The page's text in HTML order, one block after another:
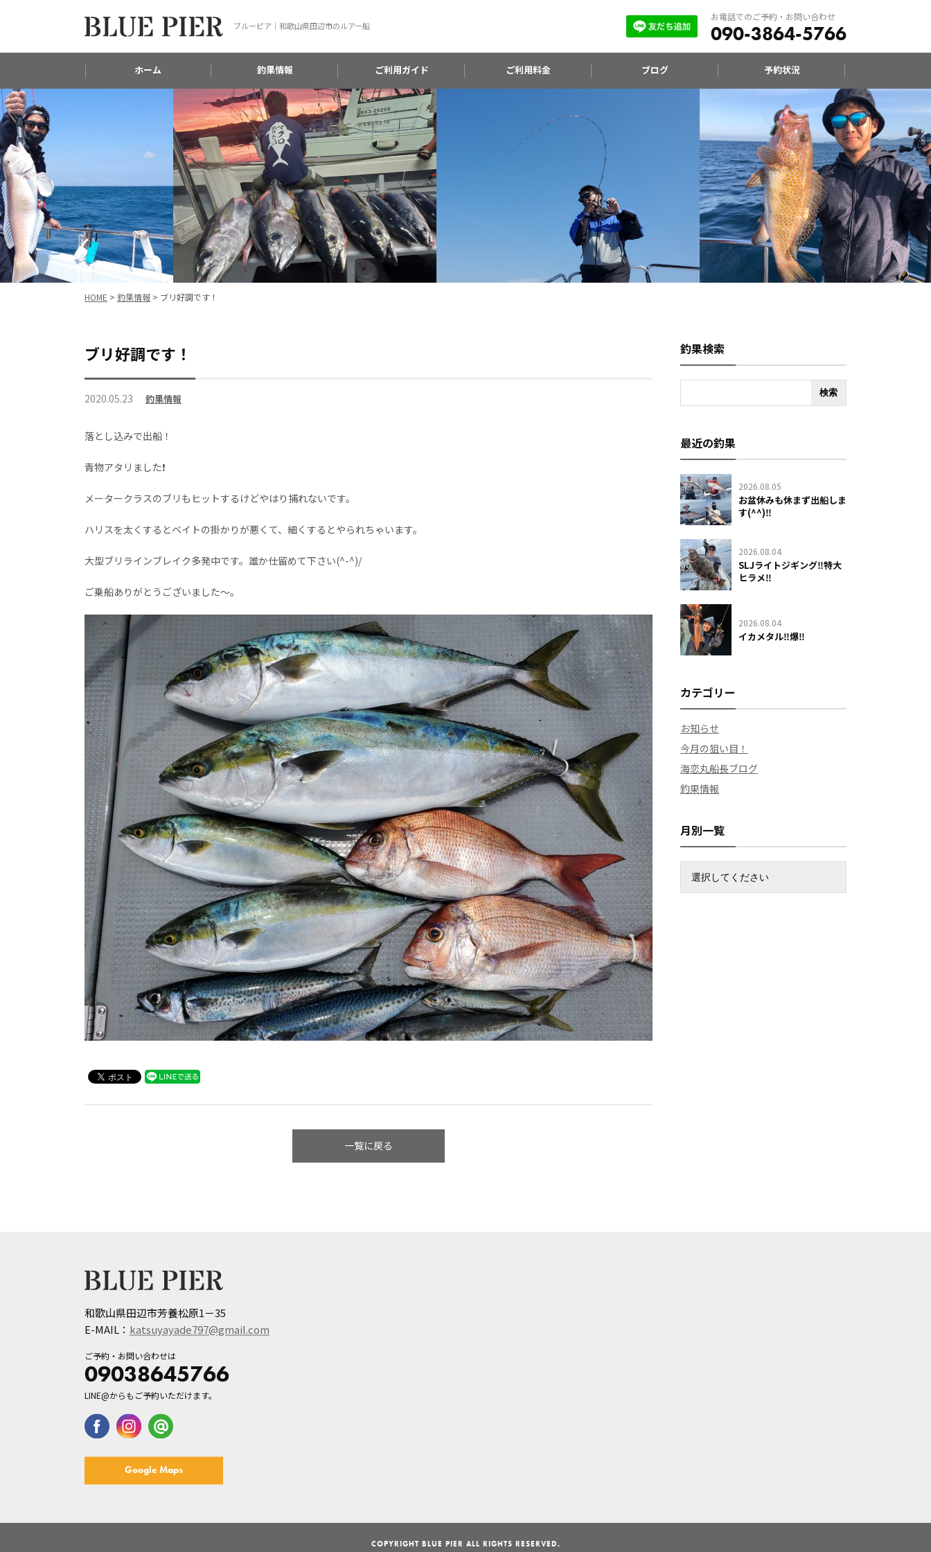
ブルーピア｜和歌山県田辺市のルアー船
お電話でのご予約・お問い合わせ
090-3864-5766
ホーム 釣果情報 ご利用ガイド ご利用料金 ブログ 予約状況
HOME > 釣果情報 > ブリ好調です！
ブリ好調です！
2020.05.23 釣果情報
落とし込みで出船！
青物アタリました❗
メータークラスのブリもヒットするけどやはり捕れないです。
ハリスを太くするとベイトの掛かりが悪くて、細くするとやられちゃいます。
大型ブリラインブレイク多発中です。誰か仕留めて下さい(^-^)/
ご乗船ありがとうございました～。
一覧に戻る
釣果検索
最近の釣果
2026.08.05
お盆休みも休まず出船しま
す(^^)‼️
2026.08.04
SLJライトジギング‼️特大
ヒラメ‼️
2026.08.04
イカメタル‼️爆‼️
カテゴリー
お知らせ
今月の狙い目！
海恋丸船長ブログ
釣果情報
月別一覧
和歌山県田辺市芳養松原1－35
E-MAIL： katsuyayade797@gmail.com
ご予約・お問い合わせは
09038645766
LINE@からもご予約いただけます。
Google Maps
COPYRIGHT BLUE PIER ALL RIGHTS RESERVED.